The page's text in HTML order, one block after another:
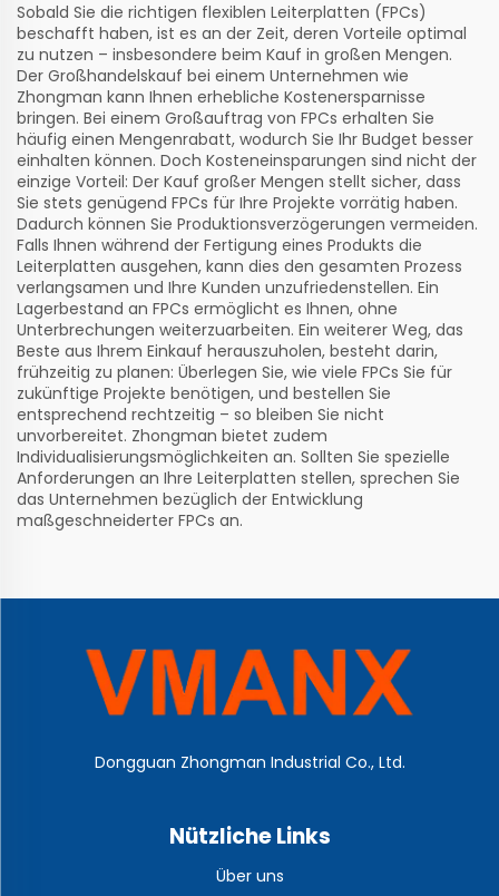
Sobald Sie die richtigen flexiblen Leiterplatten (FPCs)
beschafft haben, ist es an der Zeit, deren Vorteile optimal
zu nutzen – insbesondere beim Kauf in großen Mengen.
Der Großhandelskauf bei einem Unternehmen wie
Zhongman kann Ihnen erhebliche Kostenersparnisse
bringen. Bei einem Großauftrag von FPCs erhalten Sie
häufig einen Mengenrabatt, wodurch Sie Ihr Budget besser
einhalten können. Doch Kosteneinsparungen sind nicht der
einzige Vorteil: Der Kauf großer Mengen stellt sicher, dass
Sie stets genügend FPCs für Ihre Projekte vorrätig haben.
Dadurch können Sie Produktionsverzögerungen vermeiden.
Falls Ihnen während der Fertigung eines Produkts die
Leiterplatten ausgehen, kann dies den gesamten Prozess
verlangsamen und Ihre Kunden unzufriedenstellen. Ein
Lagerbestand an FPCs ermöglicht es Ihnen, ohne
Unterbrechungen weiterzuarbeiten. Ein weiterer Weg, das
Beste aus Ihrem Einkauf herauszuholen, besteht darin,
frühzeitig zu planen: Überlegen Sie, wie viele FPCs Sie für
zukünftige Projekte benötigen, und bestellen Sie
entsprechend rechtzeitig – so bleiben Sie nicht
unvorbereitet. Zhongman bietet zudem
Individualisierungsmöglichkeiten an. Sollten Sie spezielle
Anforderungen an Ihre Leiterplatten stellen, sprechen Sie
das Unternehmen bezüglich der Entwicklung
maßgeschneiderter FPCs an.
Dongguan Zhongman Industrial Co., Ltd.
Nützliche Links
Über uns